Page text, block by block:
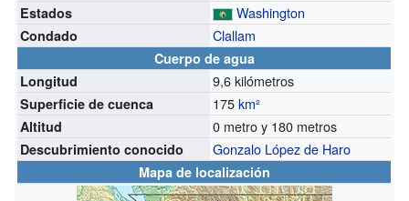
Estados Washington
Condado Clallam
Cuerpo de agua
Longitud
9,6 kilómetros
Superficie de cuenca 175km²
Altitud 0 metro y 180 metros
Descubrimiento conocido Gonzalo López de Haro
Mapa de localización